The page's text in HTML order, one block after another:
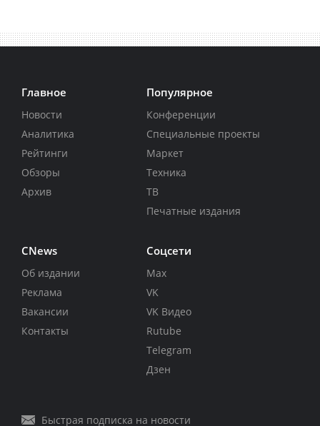
Главное
Новости
Аналитика
Рейтинги
Обзоры
Архив
Популярное
Конференции
Специальные проекты
Маркет
Техника
ТВ
Печатные издания
CNews
Об издании
Реклама
Вакансии
Контакты
Соцсети
Max
VK
VK Видео
Rutube
Telegram
Дзен
Быстрая подписка на новости